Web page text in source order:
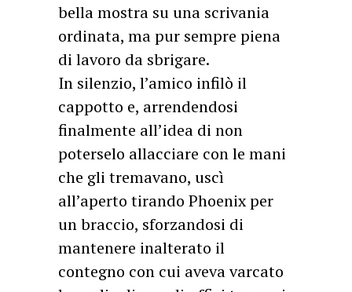
bella mostra su una scrivania
ordinata, ma pur sempre piena
di lavoro da sbrigare.
In silenzio, l’amico infilò il
cappotto e, arrendendosi
finalmente all’idea di non
poterselo allacciare con le mani
che gli tremavano, uscì
all’aperto tirando Phoenix per
un braccio, sforzandosi di
mantenere inalterato il
contegno con cui aveva varcato